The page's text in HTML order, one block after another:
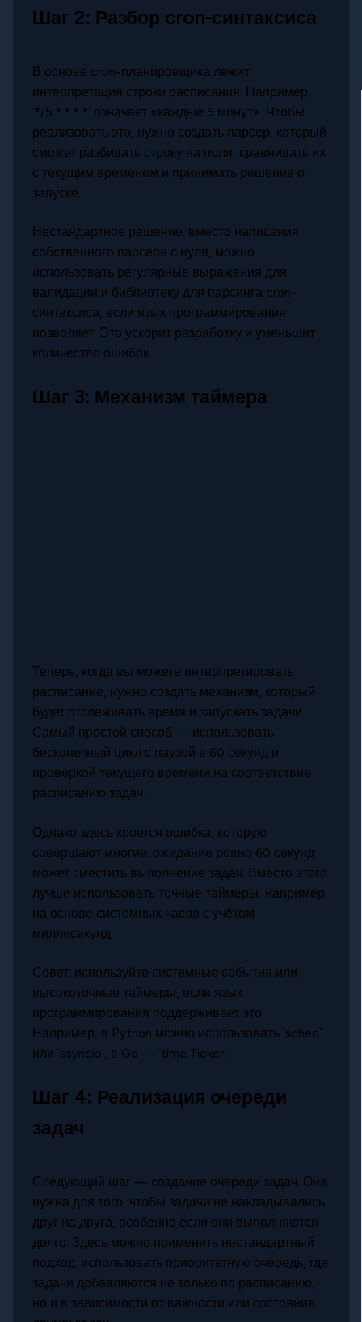
Шаг 2: Разбор cron-синтаксиса
В основе cron-планировщика лежит
интерпретация строки расписания. Например,
`*/5 * * * *` означает «каждые 5 минут». Чтобы
реализовать это, нужно создать парсер, который
сможет разбивать строку на поля, сравнивать их
с текущим временем и принимать решение о
запуске.
Нестандартное решение: вместо написания
собственного парсера с нуля, можно
использовать регулярные выражения для
валидации и библиотеку для парсинга cron-
синтаксиса, если язык программирования
позволяет. Это ускорит разработку и уменьшит
количество ошибок.
Шаг 3: Механизм таймера
Теперь, когда вы можете интерпретировать
расписание, нужно создать механизм, который
будет отслеживать время и запускать задачи.
Самый простой способ — использовать
бесконечный цикл с паузой в 60 секунд и
проверкой текущего времени на соответствие
расписанию задач.
Однако здесь кроется ошибка, которую
совершают многие: ожидание ровно 60 секунд
может сместить выполнение задач. Вместо этого
лучше использовать точные таймеры, например,
на основе системных часов с учётом
миллисекунд.
Совет: используйте системные события или
высокоточные таймеры, если язык
программирования поддерживает это.
Например, в Python можно использовать `sched`
или `asyncio`, в Go — `time.Ticker`.
Шаг 4: Реализация очереди
задач
Следующий шаг — создание очереди задач. Она
нужна для того, чтобы задачи не накладывались
друг на друга, особенно если они выполняются
долго. Здесь можно применить нестандартный
подход: использовать приоритетную очередь, где
задачи добавляются не только по расписанию,
но и в зависимости от важности или состояния